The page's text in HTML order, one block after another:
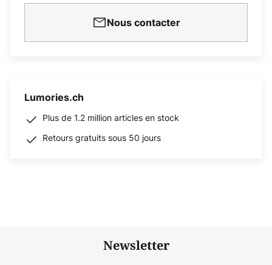
Nous contacter
Lumories.ch
Plus de 1.2 million articles en stock
Retours gratuits sous 50 jours
Newsletter